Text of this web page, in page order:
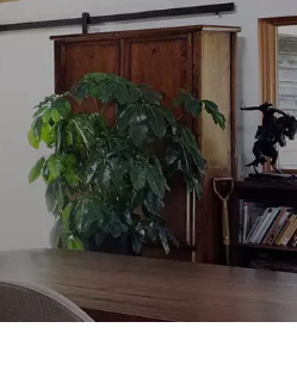
français
Deutsch
русский